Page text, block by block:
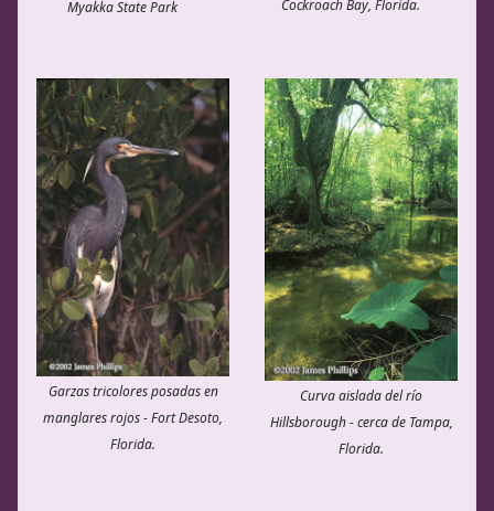
Myakka State Park
Cockroach Bay, Florida.
Garzas tricolores posadas en
manglares rojos - Fort Desoto,
Florida.
Curva aislada del río
Hillsborough - cerca de Tampa,
Florida.